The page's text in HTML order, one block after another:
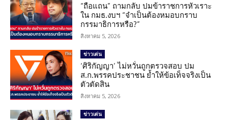
“ถือแถน” ถามกลับ ปมข้าราชการหัวเราะ
ใน กมธ.งบฯ “จำเป็นต้องหมอบกราบ
กรรมาธิการหรือ?”
สิงหาคม 5, 2026
ข่าวเด่น
‘ศิริกัญญา’ ไม่หวั่นถูกตรวจสอบ ปม
ส.ก.พรรคประชาชน ย้ำให้ข้อเท็จจริงเป็น
ตัวตัดสิน
สิงหาคม 5, 2026
ข่าวเด่น